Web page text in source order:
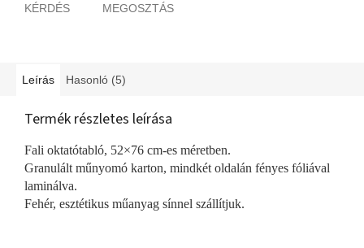
KÉRDÉS MEGOSZTÁS
Leírás Hasonló (5)
Termék részletes leírása
Fali oktatótabló, 52×76 cm-es méretben.
Granulált műnyomó karton, mindkét oldalán fényes fóliával
laminálva.
Fehér, esztétikus műanyag sínnel szállítjuk.